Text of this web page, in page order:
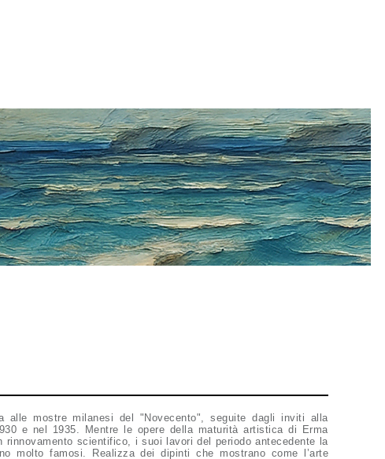
alle mostre milanesi del "Novecento", seguite dagli inviti alla
e nel 1935. Mentre le opere della maturità artistica di Erma
rinnovamento scientifico, i suoi lavori del periodo antecedente la
molto famosi. Realizza dei dipinti che mostrano come l’arte